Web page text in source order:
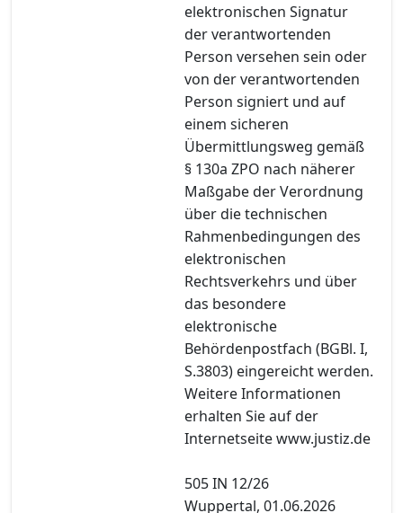
elektronischen Signatur
der verantwortenden
Person versehen sein oder
von der verantwortenden
Person signiert und auf
einem sicheren
Übermittlungsweg gemäß
§ 130a ZPO nach näherer
Maßgabe der Verordnung
über die technischen
Rahmenbedingungen des
elektronischen
Rechtsverkehrs und über
das besondere
elektronische
Behördenpostfach (BGBl. I,
S.3803) eingereicht werden.
Weitere Informationen
erhalten Sie auf der
Internetseite www.justiz.de
505 IN 12/26
Wuppertal, 01.06.2026